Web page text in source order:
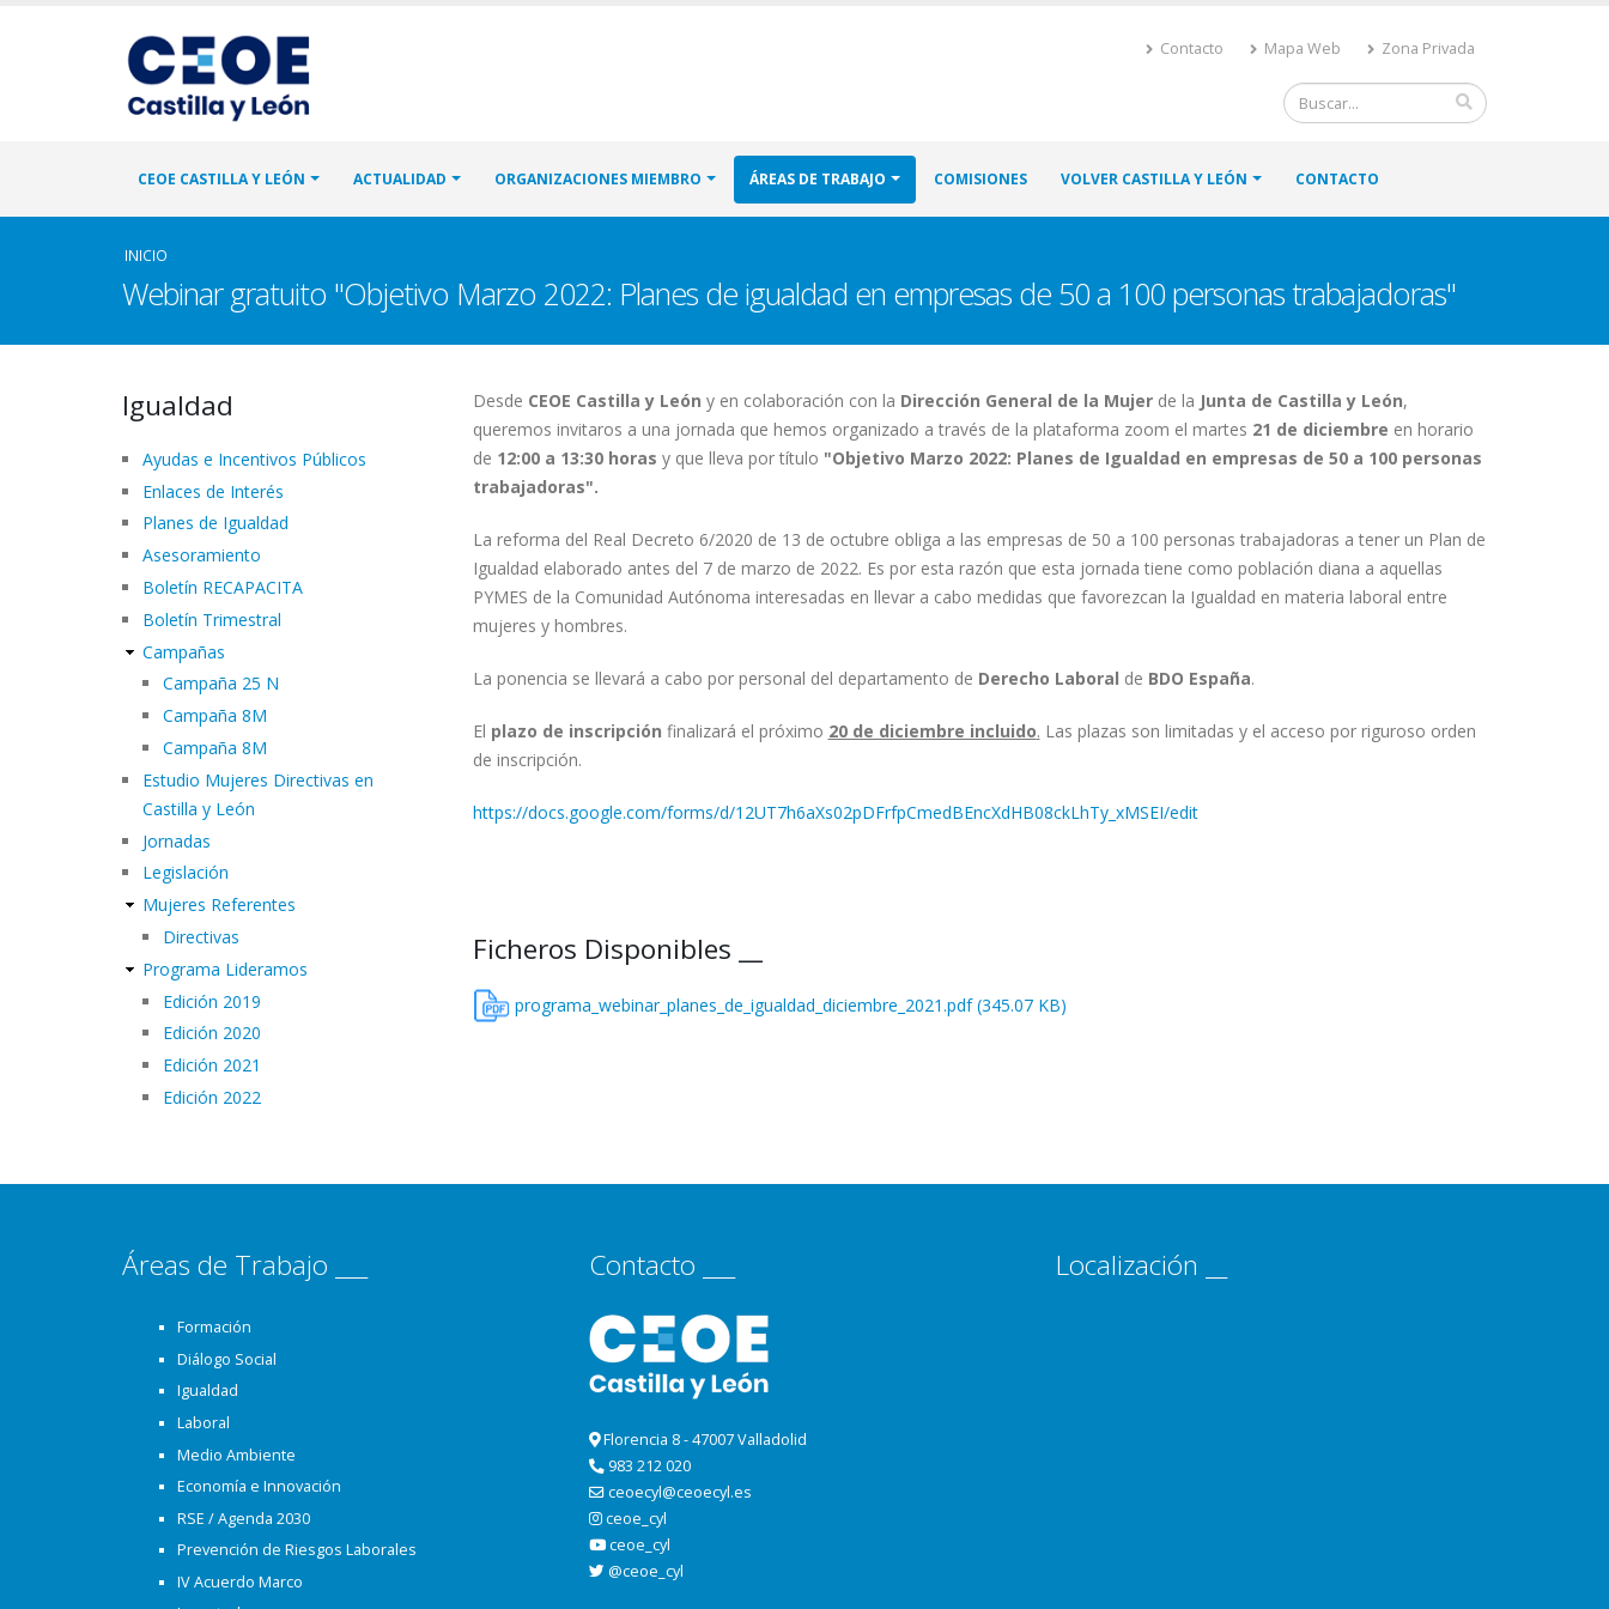
Contacto Mapa Web Zona Privada
CEOE CASTILLA Y LEÓN ACTUALIDAD ORGANIZACIONES MIEMBRO ÁREAS DE TRABAJO COMISIONES VOLVER CASTILLA Y LEÓN CONTACTO
INICIO
Webinar gratuito "Objetivo Marzo 2022: Planes de igualdad en empresas de 50 a 100 personas trabajadoras"
Igualdad
Ayudas e Incentivos Públicos
Enlaces de Interés
Planes de Igualdad
Asesoramiento
Boletín RECAPACITA
Boletín Trimestral
Campañas
Campaña 25 N
Campaña 8M
Campaña 8M
Estudio Mujeres Directivas en
Castilla y León
Jornadas
Legislación
Mujeres Referentes
Directivas
Programa Lideramos
Edición 2019
Edición 2020
Edición 2021
Edición 2022
Desde CEOE Castilla y León y en colaboración con la Dirección General de la Mujer de la Junta de Castilla y León,
queremos invitaros a una jornada que hemos organizado a través de la plataforma zoom el martes 21 de diciembre en horario
de 12:00 a 13:30 horas y que lleva por título "Objetivo Marzo 2022: Planes de Igualdad en empresas de 50 a 100 personas
trabajadoras".
La reforma del Real Decreto 6/2020 de 13 de octubre obliga a las empresas de 50 a 100 personas trabajadoras a tener un Plan de
Igualdad elaborado antes del 7 de marzo de 2022. Es por esta razón que esta jornada tiene como población diana a aquellas
PYMES de la Comunidad Autónoma interesadas en llevar a cabo medidas que favorezcan la Igualdad en materia laboral entre
mujeres y hombres.
La ponencia se llevará a cabo por personal del departamento de Derecho Laboral de BDO España.
El plazo de inscripción finalizará el próximo 20 de diciembre incluido. Las plazas son limitadas y el acceso por riguroso orden
de inscripción.
https://docs.google.com/forms/d/12UT7h6aXs02pDFrfpCmedBEncXdHB08ckLhTy_xMSEI/edit
Ficheros Disponibles __
programa_webinar_planes_de_igualdad_diciembre_2021.pdf (345.07 KB)
Áreas de Trabajo ___
Formación
Diálogo Social
Igualdad
Laboral
Medio Ambiente
Economía e Innovación
RSE / Agenda 2030
Prevención de Riesgos Laborales
IV Acuerdo Marco
Contacto ___
Florencia 8 - 47007 Valladolid
983 212 020
ceoecyl@ceoecyl.es
ceoe_cyl
ceoe_cyl
@ceoe_cyl
Localización __